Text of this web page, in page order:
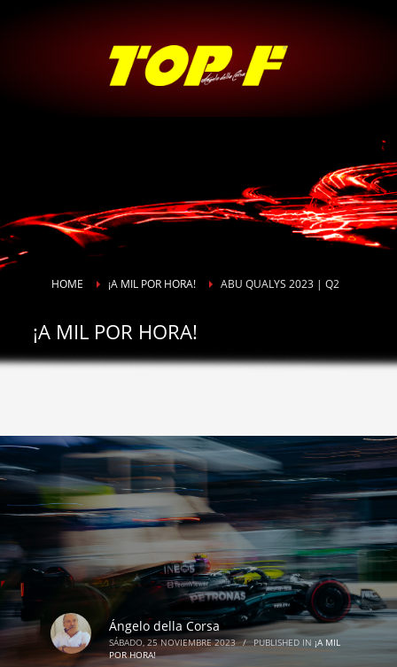
HOME ¡A MIL POR HORA! ABU QUALYS 2023 | Q2
¡A MIL POR HORA!
Ángelo della Corsa
SÁBADO, 25 NOVIEMBRE 2023 / PUBLISHED IN¡A MIL
POR HORA!